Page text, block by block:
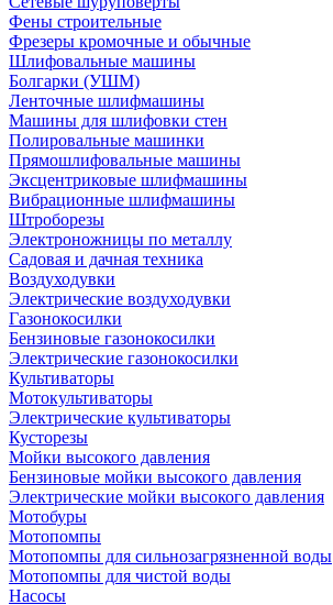
Фены строительные
Фрезеры кромочные и обычные
Шлифовальные машины
Болгарки (УШМ)
Ленточные шлифмашины
Машины для шлифовки стен
Полировальные машинки
Прямошлифовальные машины
Эксцентриковые шлифмашины
Вибрационные шлифмашины
Штроборезы
Электроножницы по металлу
Садовая и дачная техника
Воздуходувки
Электрические воздуходувки
Газонокосилки
Бензиновые газонокосилки
Электрические газонокосилки
Культиваторы
Мотокультиваторы
Электрические культиваторы
Кусторезы
Мойки высокого давления
Бензиновые мойки высокого давления
Электрические мойки высокого давления
Мотобуры
Мотопомпы
Мотопомпы для сильнозагрязненной воды
Мотопомпы для чистой воды
Насосы